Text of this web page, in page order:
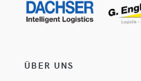
ÜBER UNS